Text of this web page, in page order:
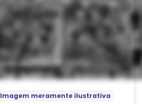
Imagem meramente ilustrativa